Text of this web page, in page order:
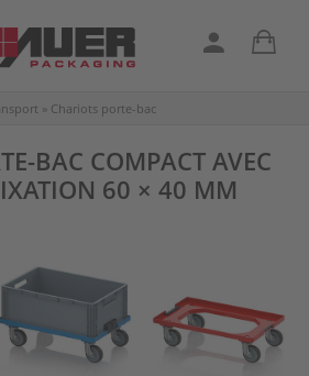
» Chariots porte-bac
BAC COMPACT AVEC
60 × 40 MM